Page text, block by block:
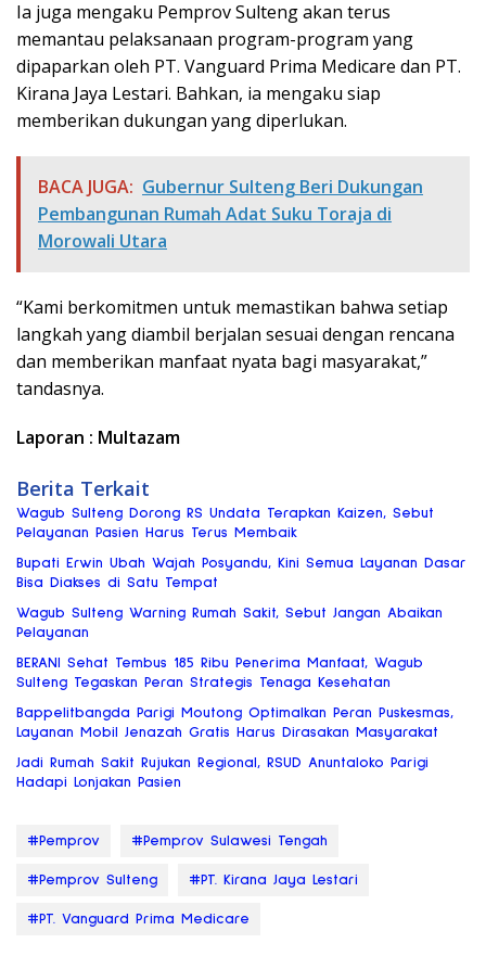
Ia juga mengaku Pemprov Sulteng akan terus
memantau pelaksanaan program-program yang
dipaparkan oleh PT. Vanguard Prima Medicare dan PT.
Kirana Jaya Lestari. Bahkan, ia mengaku siap
memberikan dukungan yang diperlukan.
BACA JUGA: Gubernur Sulteng Beri Dukungan
Pembangunan Rumah Adat Suku Toraja di
Morowali Utara
“Kami berkomitmen untuk memastikan bahwa setiap
langkah yang diambil berjalan sesuai dengan rencana
dan memberikan manfaat nyata bagi masyarakat,”
tandasnya.
Laporan : Multazam
Berita Terkait
Wagub Sulteng Dorong RS Undata Terapkan Kaizen, Sebut
Pelayanan Pasien Harus Terus Membaik
Bupati Erwin Ubah Wajah Posyandu, Kini Semua Layanan Dasar
Bisa Diakses di Satu Tempat
Wagub Sulteng Warning Rumah Sakit, Sebut Jangan Abaikan
Pelayanan
BERANI Sehat Tembus 185 Ribu Penerima Manfaat, Wagub
Sulteng Tegaskan Peran Strategis Tenaga Kesehatan
Bappelitbangda Parigi Moutong Optimalkan Peran Puskesmas,
Layanan Mobil Jenazah Gratis Harus Dirasakan Masyarakat
Jadi Rumah Sakit Rujukan Regional, RSUD Anuntaloko Parigi
Hadapi Lonjakan Pasien
#Pemprov #Pemprov Sulawesi Tengah
#Pemprov Sulteng #PT. Kirana Jaya Lestari
#PT. Vanguard Prima Medicare